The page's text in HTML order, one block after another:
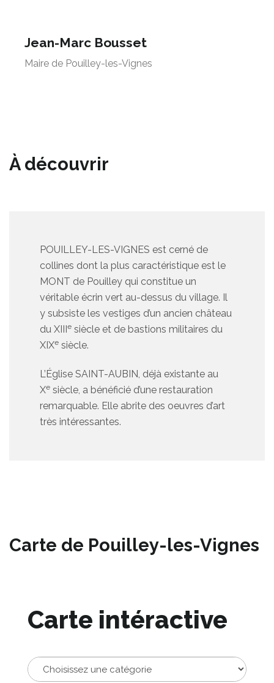
Jean-Marc Bousset
Maire de Pouilley-les-Vignes
À découvrir
POUILLEY-LES-VIGNES est cerné de
collines dont la plus caractéristique est le
MONT de Pouilley qui constitue un
véritable écrin vert au-dessus du village. Il
y subsiste les vestiges d’un ancien château
du XIII
e siècle et de bastions militaires du
XIXe siècle.
L’Église SAINT-AUBIN, déjà existante au
Xe siècle, a bénéficié d’une restauration
remarquable. Elle abrite des oeuvres d’art
très intéressantes.
Carte de Pouilley-les-Vignes
Carte intéractive
Catégorie